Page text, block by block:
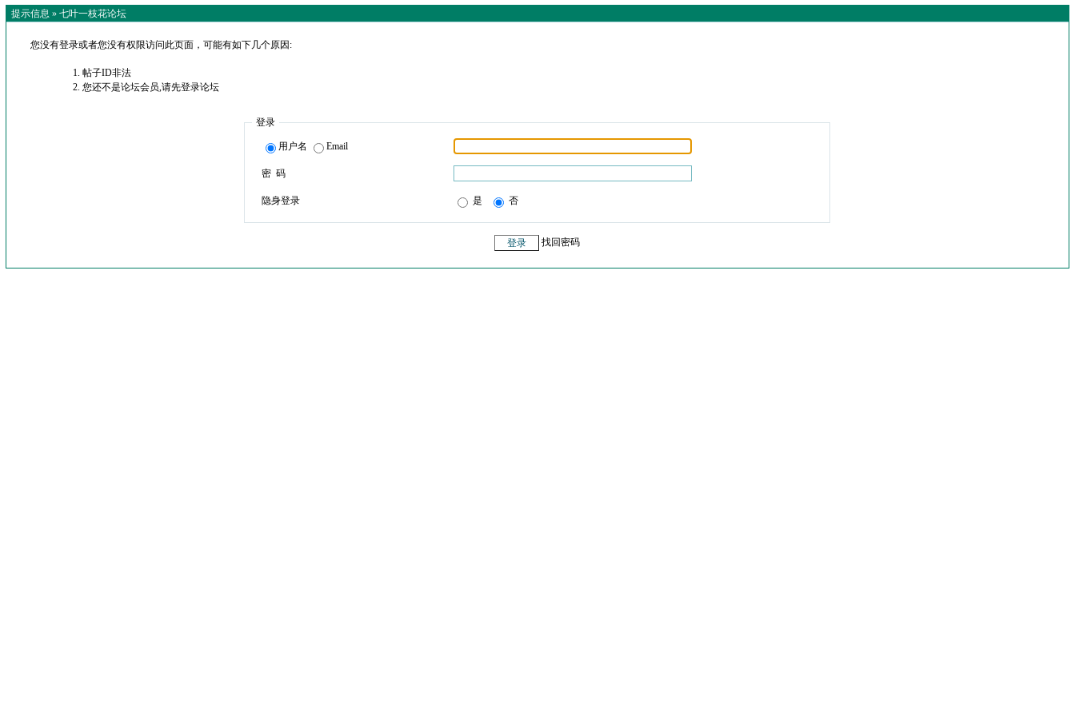
提示信息 » 七叶一枝花论坛
您没有登录或者您没有权限访问此页面，可能有如下几个原因:
帖子ID非法
您还不是论坛会员,请先登录论坛
登录
用户名 Email
密 码
隐身登录 是 否
找回密码